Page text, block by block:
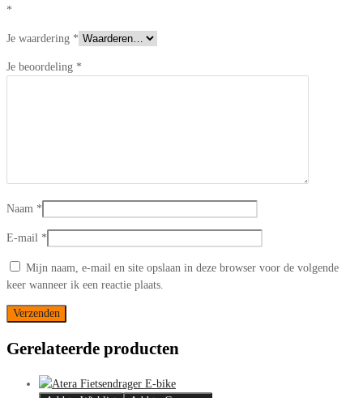
*
Je waardering *
Je beoordeling *
Naam *
E-mail *
Mijn naam, e-mail en site opslaan in deze browser voor de volgende
keer wanneer ik een reactie plaats.
Gerelateerde producten